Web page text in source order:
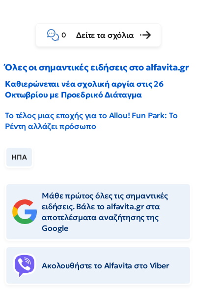
0 Δείτε τα σχόλια
Όλες οι σημαντικές ειδήσεις στο alfavita.gr
Καθιερώνεται νέα σχολική αργία στις 26
Οκτωβρίου με Προεδρικό Διάταγμα
Το τέλος μιας εποχής για το Allou! Fun Park: Το
Ρέντη αλλάζει πρόσωπο
ΗΠΑ
Μάθε πρώτος όλες τις σημαντικές
ειδήσεις. Βάλε το alfavita.gr στα
αποτελέσματα αναζήτησης της
Google
Ακολουθήστε το Αlfavita στο Viber